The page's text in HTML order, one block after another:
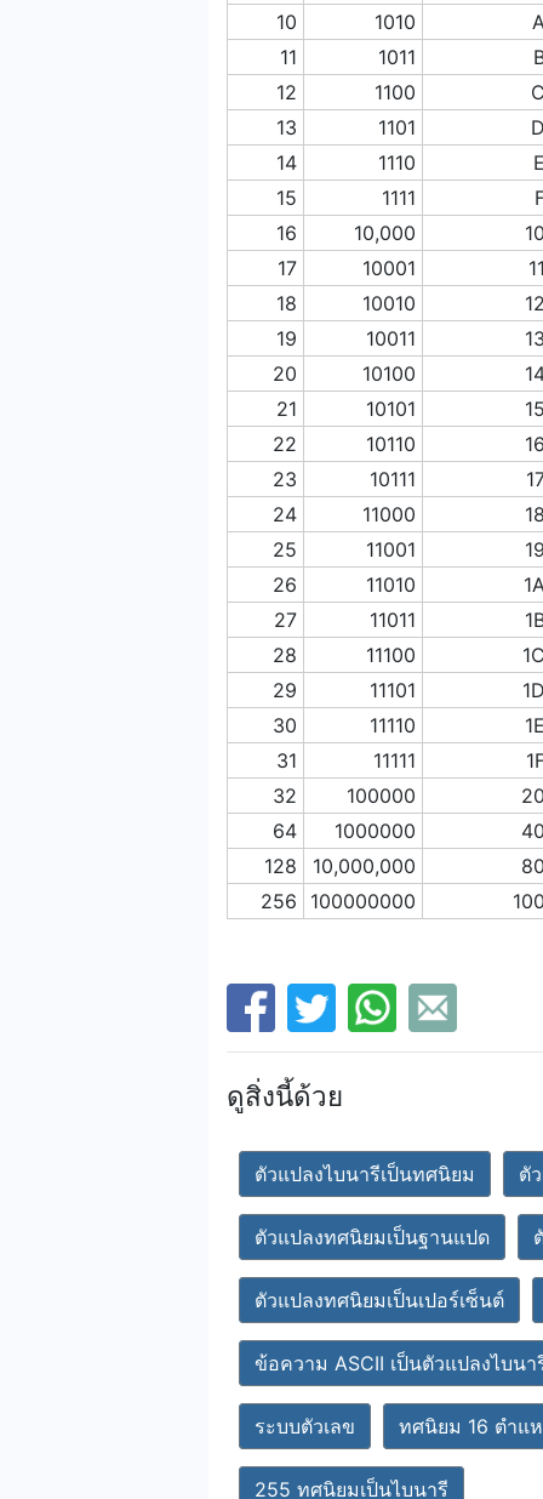
10
1010
11
1011
12
1100
C
13
1101
D
14
1110
E
15
1111
16
10,000
10
17
10001
11
18
10010
12
19
10011
13
20
10100
21
10101
15
22
10110
16
23
10111
24
11000
18
25
11001
19
26
11010
27
11011
28
11100
1C
29
11101
1D
30
11110
1E
31
11111
32
100000
20
64
1000000
40
128
10,000,000
80
256
100000000 100
ดูสิ่งนี้ด้วย
ตัวแปลงไบนารีเป็นทศนิยม ตั
ตัวแปลงทศนิยมเป็นฐานแปด
ตัวแปลงทศนิยมเป็นเปอร์เซ็นต์
ข้อความ ASCII เป็นตัวแปลงไบนา
ระบบตัวเลข ทศนิยม 16 ตำแ
255 ทศนิยมเป็นไบนารี